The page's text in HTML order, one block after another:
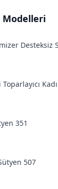
Modelleri
351
507